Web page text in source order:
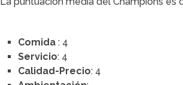
Comida : 4
Servicio: 4
Calidad-Precio: 4